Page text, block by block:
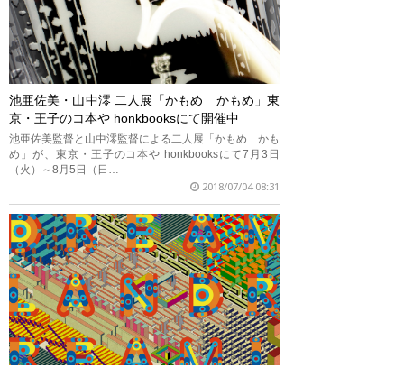
池亜佐美・山中澪 二人展「かもめ かもめ」東
京・王子のコ本や honkbooksにて開催中
池亜佐美監督と山中澪監督による二人展「かもめ かも
め」が、東京・王子のコ本や honkbooksにて7月3日
（火）～8月5日（日…
2018/07/04 08:31